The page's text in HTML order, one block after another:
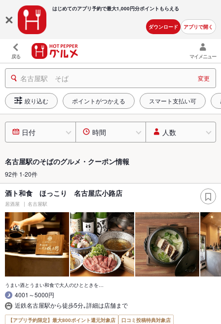
はじめてのアプリ予約で最大1,000円分ポイントもらえる
ダウンロード アプリで開く
戻る マイメニュー
名古屋駅 そば 変更
絞り込む ポイントがつかえる スマート支払い可
日付 時間 人数
名古屋駅のそばのグルメ・クーポン情報
92件 1-20件
酒ト和食 ほっこり 名古屋広小路店
居酒屋 名古屋駅
うまい酒とうまい和食で大人のひとときを…
4001～5000円
近鉄名古屋駅から徒歩5分｡詳細は店舗まで
【アプリ予約限定】最大800ポイント還元対象店
口コミ投稿特典対象店